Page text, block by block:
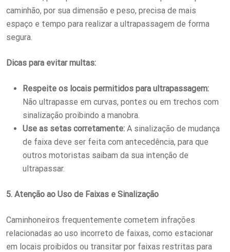
caminhão, por sua dimensão e peso, precisa de mais
espaço e tempo para realizar a ultrapassagem de forma
segura.
Dicas para evitar multas:
Respeite os locais permitidos para ultrapassagem:
Não ultrapasse em curvas, pontes ou em trechos com
sinalização proibindo a manobra.
Use as setas corretamente: A sinalização de mudança
de faixa deve ser feita com antecedência, para que
outros motoristas saibam da sua intenção de
ultrapassar.
5. Atenção ao Uso de Faixas e Sinalização
Caminhoneiros frequentemente cometem infrações
relacionadas ao uso incorreto de faixas, como estacionar
em locais proibidos ou transitar por faixas restritas para